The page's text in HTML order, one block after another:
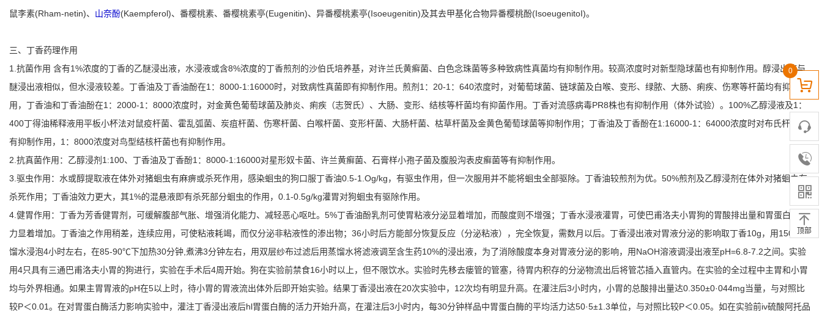
鼠李素(Rham-netin)、 山奈酚(Kaempferol)、番樱桃素、番樱桃素亭(Eugenitin)、异番樱桃素亭(Isoeugenitin)及其去甲基化合物异番樱桃酚(IsoeugenitoI)。
三、丁香药理作用
1.抗菌作用 含有1%浓度的丁香的乙醚浸出液，水浸液或含8%浓度的丁香煎剂的沙伯氏培养基，对许兰氏黄癣菌、白色念珠菌等多种致病性真菌均有抑制作用。较高浓度时对新型隐球菌也有抑制作用。醇浸出液与
醚浸出液相似，但水浸液较差。丁香油及丁香油酚在1：8000-1:16000时，对致病性真菌即有抑制作用。煎剂1：20-1：640浓度时，对葡萄球菌、链球菌及白喉、变形、绿脓、大肠、痢疾、伤寒等杆菌均有抑制作
用，丁香油和丁香油酚在1：2000-1：8000浓度时，对金黄色葡萄球菌及肺炎、痢疾（志贺氏）、大肠、变形、结核等杆菌均有抑菌作用。丁香对流感病毒PR8株也有抑制作用（体外试验）。100%乙醇浸液及1：
400丁得油稀释液用平板小杯法对鼠疫杆菌、霍乱弧菌、炭疽杆菌、伤寒杆菌、白喉杆菌、变形杆菌、大肠杆菌、枯草杆菌及金黄色葡萄球菌等抑制作用；丁香油及丁香酚在1:16000-1：64000浓度时对布氏杆菌即
有抑制作用，1：8000浓度对鸟型结核杆菌也有抑制作用。
2.抗真菌作用：乙醇浸剂1:100、丁香油及丁香酚1：8000-1:16000对星形奴卡菌、许兰黄癣菌、石膏样小孢子菌及腹股沟表皮癣菌等有抑制作用。
3.驱虫作用：水或醇提取液在体外对猪蛔虫有麻痹或杀死作用，感染蛔虫的狗口服丁香油0.5-1.Og/kg，有驱虫作用，但一次服用并不能将蛔虫全部驱除。丁香油较煎剂为优。50%煎剂及乙醇浸剂在体外对猪蛔虫有
杀死作用；丁香油效力更大，其1%的混悬液即有杀死部分蛔虫的作用，0.1-0.5g/kg灌胃对狗蛔虫有驱除作用。
4.健胃作用：丁香为芳香健胃剂，可缓解腹部气胀、增强消化能力、减轻恶心呕吐。5%丁香油酚乳剂可使胃粘液分泌显着增加，而酸度则不增强；丁香水浸液灌胃，可使巴甫洛夫小胃狗的胃酸排出量和胃蛋白酶活
力显着增加。丁香油之作用稍差，连续应用，可使粘液耗竭，而仅分泌非粘液性的渗出物；36小时后方能部分恢复反应（分泌粘液），完全恢复，需数月以后。丁香浸出液对胃液分泌的影响取丁香10g，用150ml蒸
馏水浸泡4小时左右，在85-90℃下加热30分钟,煮沸3分钟左右，用双层纱布过滤后用蒸馏水将滤液调至含生药10%的浸出液，为了消除酸度本身对胃液分泌的影响，用NaOH溶液调浸出液至pH=6.8-7.2之间。实验
用4只具有三通巴甫洛夫小胃的狗进行，实验在手术后4周开始。狗在实验前禁食16小时以上，但不限饮水。实验时先移去瘘管的管塞，待胃内积存的分泌物流出后将管芯插入直管内。在实验的全过程中主胃和小胃
均与外界相通。如果主胃胃液的pH在5以上时，待小胃的胃液流出体外后即开始实验。结果丁香浸出液在20次实验中，12次均有明显升高。在灌注后3小时内，小胃的总酸排出量达0.350±0·044mg当量，与对照比
较P＜0.01。在对胃蛋白酶活力影响实验中，灌注丁香浸出液后hl胃蛋白酶的活力开始升高，在灌注后3小时内，每30分钟样品中胃蛋白酶的平均活力达50·5±1.3单位，与对照比较P＜0.05。如在实验前iv硫酸阿托品
0
顶部